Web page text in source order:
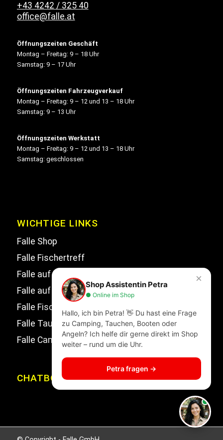
+43 4242 / 325 40
office@falle.at
Öffnungszeiten Geschäft
Montag – Freitag: 9 – 18 Uhr
Samstag: 9 – 17 Uhr
Öffnungszeiten Fahrzeugverkauf
Montag – Freitag: 9 – 12 und 13 – 18 Uhr
Samstag: 9 – 13 Uhr
Öffnungszeiten Werkstatt
Montag – Freitag: 9 – 12 und 13 – 18 Uhr
Samstag: geschlossen
WICHTIGE LINKS
Falle Shop
Falle Fischertreff
Falle auf Facebook
Falle auf Instagram
Falle Fischertreff auf Facebook
Falle Tauchsport auf Facebook
Falle Campingwelt Katalog
CHATBOT
×
Shop Assistentin Petra
● Online im Shop
Hallo, ich bin Petra! 👋 Du hast eine Frage
zu Camping, Tauchen, Booten oder
Angeln? Ich helfe dir gerne direkt im Shop
weiter – rund um die Uhr.
Petra fragen →